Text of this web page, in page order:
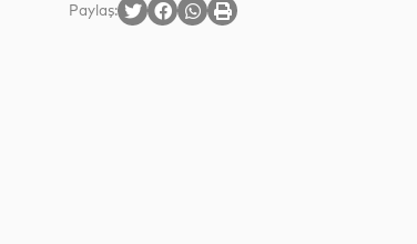
Paylaş: